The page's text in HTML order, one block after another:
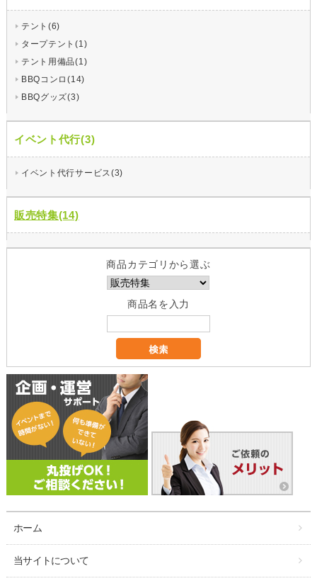
テント(6)
タープテント(1)
テント用備品(1)
BBQコンロ(14)
BBQグッズ(3)
イベント代行(3)
イベント代行サービス(3)
販売特集(14)
商品カテゴリから選ぶ
商品名を入力
ホーム
当サイトについて